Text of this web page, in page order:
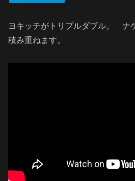
ヨキッチがトリプルダブル。 ナ
積み重ねます。